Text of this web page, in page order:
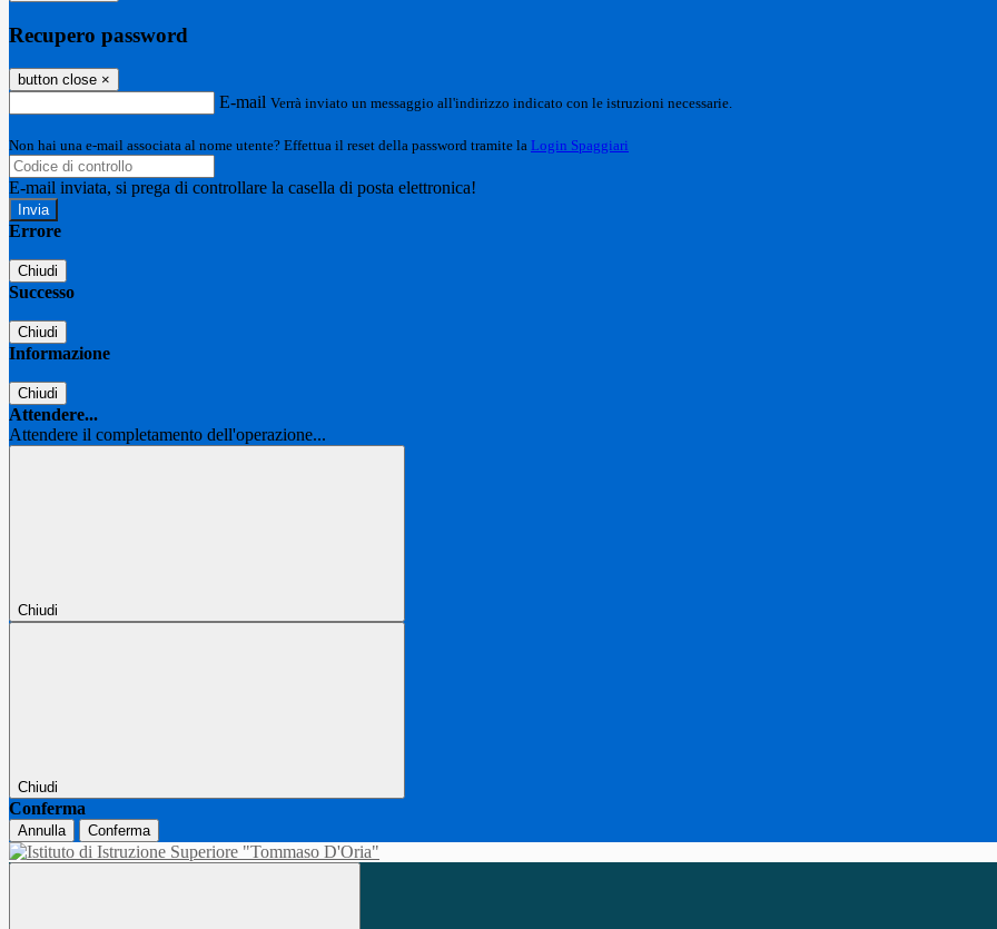
Recupero password
button close ×
E-mail Verrà inviato un messaggio all'indirizzo indicato con le istruzioni necessarie.
Non hai una e-mail associata al nome utente? Effettua il reset della password tramite la Login Spaggiari
E-mail inviata, si prega di controllare la casella di posta elettronica!
Errore
Chiudi
Successo
Chiudi
Informazione
Chiudi
Attendere...
Attendere il completamento dell'operazione...
Chiudi
Chiudi
Conferma
Annulla Conferma